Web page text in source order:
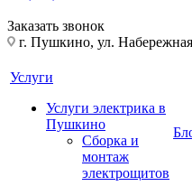
Заказать звонок
г. Пушкино, ул.
Услуги
Услуги электрика в
Пушкино
Сборка и
монтаж
электрощитов